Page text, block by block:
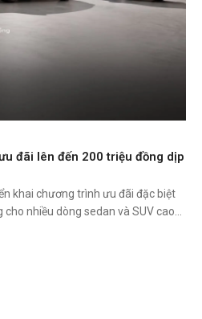
đãi lên đến 200 triệu đồng dịp
khai chương trình ưu đãi đặc biệt
nhiều dòng sedan và SUV cao